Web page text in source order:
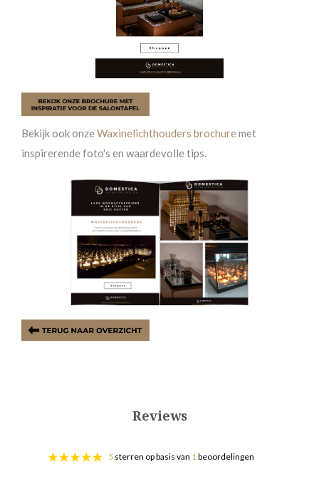
Bekijk ook onze Waxinelichthouders brochuremet
inspirerende foto's en waardevolle tips.
Reviews
5sterren op basis van 1 beoordelingen